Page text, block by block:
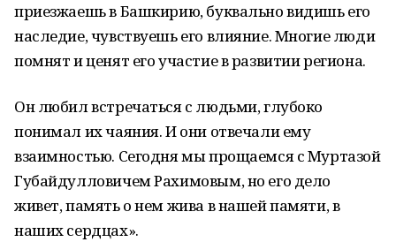
приезжаешь в Башкирию, буквально видишь его
наследие, чувствуешь его влияние. Многие люди
помнят и ценят его участие в развитии региона.
Он любил встречаться с людьми, глубоко
понимал их чаяния. И они отвечали ему
взаимностью. Сегодня мы прощаемся с Муртазой
Губайдулловичем Рахимовым, но его дело
живет, память о нем жива в нашей памяти, в
наших сердцах».